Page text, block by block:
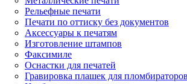
Рельефные печати
Печати по оттиску без документов
Аксессуары к печатям
Изготовление штампов
Факсимиле
Оснастки для печатей
Гравировка плашек для пломбираторов